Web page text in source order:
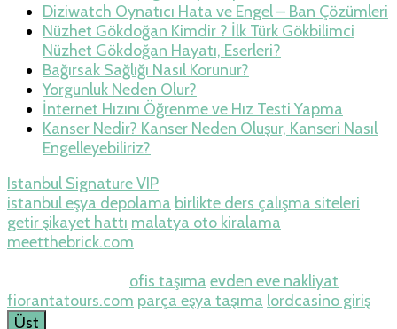
Diziwatch Oynatıcı Hata ve Engel – Ban Çözümleri
Nüzhet Gökdoğan Kimdir ? İlk Türk Gökbilimci
Nüzhet Gökdoğan Hayatı, Eserleri?
Bağırsak Sağlığı Nasıl Korunur?
Yorgunluk Neden Olur?
İnternet Hızını Öğrenme ve Hız Testi Yapma
Kanser Nedir? Kanser Neden Oluşur, Kanseri Nasıl
Engelleyebiliriz?
Istanbul Signature VIP
istanbul eşya depolama birlikte ders çalışma siteleri
getir şikayet hattı malatya oto kiralama
meetthebrick.com
ofis taşıma evden eve nakliyat
fiorantatours.com parça eşya taşıma lordcasino giriş
casino
ilbet
Üst